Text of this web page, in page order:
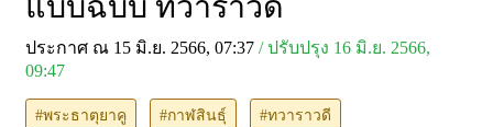
ประกาศ ณ 15 มิ.ย. 2566, 07:37 / ปรับปรุง 16 มิ.ย. 2566,
09:47
#พระธาตุยาคู #กาฬสินธุ์ #ทวาราวดี